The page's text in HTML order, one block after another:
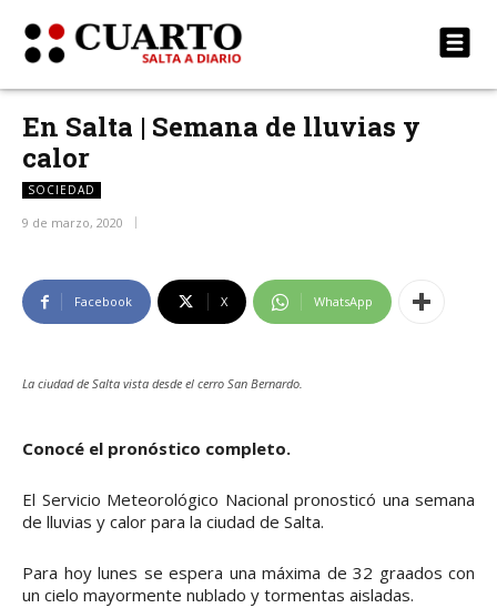
En Salta | Semana de lluvias y
calor
SOCIEDAD
9 de marzo, 2020
Facebook X WhatsApp
La ciudad de Salta vista desde el cerro San Bernardo.
Conocé el pronóstico completo.
El Servicio Meteorológico Nacional pronosticó una semana
de lluvias y calor para la ciudad de Salta.
Para hoy lunes se espera una máxima de 32 graados con
un cielo mayormente nublado y tormentas aisladas.